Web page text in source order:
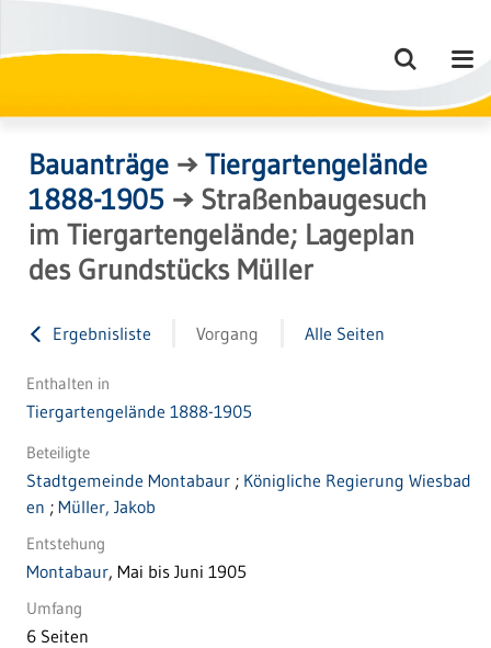
Bauanträge →Tiergartengelände
1888-1905 → Straßenbaugesuch
im Tiergartengelände; Lageplan
des Grundstücks Müller
Ergebnisliste Vorgang Alle Seiten
Enthalten in
Tiergartengelände 1888-1905
Beteiligte
Stadtgemeinde Montabaur ; Königliche Regierung Wiesbad
en ; Müller, Jakob
Entstehung
Montabaur, Mai bis Juni 1905
Umfang
6 Seiten